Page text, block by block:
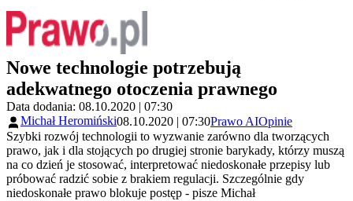
Nowe technologie potrzebują
adekwatnego otoczenia prawnego
Data dodania: 08.10.2020 | 07:30
Michał Heromiński08.10.2020 | 07:30Prawo AIOpinie
Szybki rozwój technologii to wyzwanie zarówno dla tworzących
prawo, jak i dla stojących po drugiej stronie barykady, którzy muszą
na co dzień je stosować, interpretować niedoskonałe przepisy lub
próbować radzić sobie z brakiem regulacji. Szczególnie gdy
niedoskonałe prawo blokuje postęp - pisze Michał